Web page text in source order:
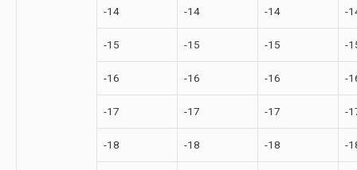
-14 -14 -14 -
-15 -15 -15 -
-16 -16 -16 -
-17 -17 -17 -
-18 -18 -18 -